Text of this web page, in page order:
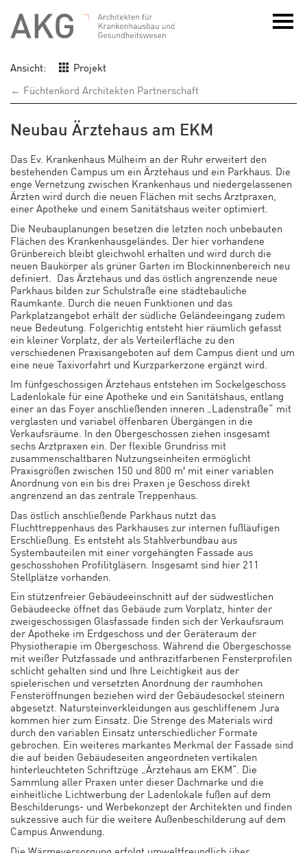
Ansicht:
Projekt
← Füchtenkord Architekten Partnerschaft
Neubau Ärztehaus am EKM
Das Ev. Krankenhaus Mülheim an der Ruhr erweitert den
bestehenden Campus um ein Ärztehaus und ein Parkhaus. Die
enge Vernetzung zwischen Krankenhaus und niedergelassenen
Ärzten wird durch die neuen Flächen mit sechs Arztpraxen,
einer Apotheke und einem Sanitätshaus weiter optimiert.
Die Neubauplanungen besetzen die letzten noch unbebauten
Flächen des Krankenhausgeländes. Der hier vorhandene
Grünbereich bleibt gleichwohl erhalten und wird durch die
neuen Baukörper als grüner Garten im Blockinnenbereich neu
definiert.
Das Ärztehaus und das östlich angrenzende neue
Parkhaus bilden zur Schulstraße eine städtebauliche
Raumkante. Durch die neuen Funktionen und das
Parkplatzangebot erhält der südliche Geländeeingang zudem
neue Bedeutung. Folgerichtig entsteht hier räumlich gefasst
ein kleiner Vorplatz, der als Verteilerfläche zu den
verschiedenen Praxisangeboten auf dem Campus dient und um
eine neue Taxivorfahrt und Kurzparkerzone ergänzt wird.
Im fünfgeschossigen Ärztehaus entstehen im Sockelgeschoss
Ladenlokale für eine Apotheke und ein Sanitätshaus, entlang
einer an das Foyer anschließenden inneren „Ladenstraße“ mit
verglasten und variabel öffenbaren Übergängen in die
Verkaufsräume. In den Obergeschossen ziehen insgesamt
sechs Arztpraxen ein. Der flexible Grundriss mit
zusammenschaltbaren Nutzungseinheiten ermöglicht
Praxisgrößen zwischen 150 und 800 m² mit einer variablen
Anordnung von ein bis drei Praxen je Geschoss direkt
angrenzend an das zentrale Treppenhaus.
Das östlich anschließende Parkhaus nutzt das
Fluchttreppenhaus des Parkhauses zur internen fußläufigen
Erschließung. Es entsteht als Stahlverbundbau aus
Systembauteilen mit einer vorgehängten Fassade aus
geschosshohen Profilitgläsern. Insgesamt sind hier 211
Stellplätze vorhanden.
Ein stützenfreier Gebäudeeinschnitt auf der südwestlichen
Gebäudeecke öffnet das Gebäude zum Vorplatz, hinter der
zweigeschossigen Glasfassade finden sich der Verkaufsraum
der Apotheke im Erdgeschoss und der Geräteraum der
Physiotherapie im Obergeschoss. Während die Obergeschosse
mit weißer Putzfassade und anthrazitfarbenen Fensterprofilen
schlicht gehalten sind und Ihre Leichtigkeit aus der
spielerischen und versetzten Anordnung der raumhohen
Fensteröffnungen beziehen wird der Gebäudesockel steinern
abgesetzt. Natursteinverkleidungen aus geschliffenem Jura
kommen hier zum Einsatz. Die Strenge des Materials wird
durch den variablen Einsatz unterschiedlicher Formate
gebrochen. Ein weiteres markantes Merkmal der Fassade sind
die auf beiden Gebäudeseiten angeordneten vertikalen
hinterleuchteten Schriftzüge „Ärztehaus am EKM“. Die
Sammlung aller Praxen unter dieser Dachmarke und die
einheitliche Lichtwerbung der Ladenlokale fußen auf dem
Beschilderungs- und Werbekonzept der Architekten und finden
sukzessive auch für die weitere Außenbeschilderung auf dem
Campus Anwendung.